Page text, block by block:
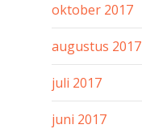
oktober 2017
augustus 2017
juli 2017
juni 2017